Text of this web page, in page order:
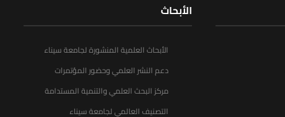
الأبحاث
الأبحاث العلمية المنشورة لجامعة سيناء
دعم النشر العلمي وحضور المؤتمرات
مركز البحث العلمي والتنمية المستدامة
التصنيف العالمي لجامعة سيناء